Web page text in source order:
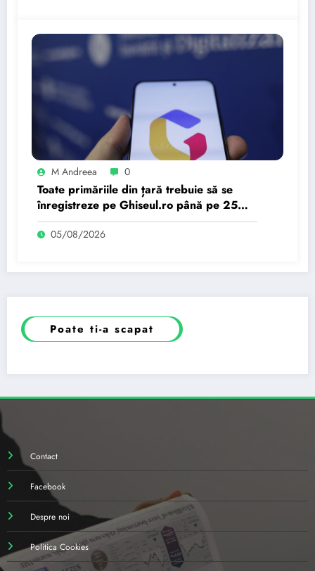
M Andreea 0
Toate primăriile din țară trebuie să se
înregistreze pe Ghiseul.ro până pe 25
august. 919 primari au…
05/08/2026
Poate ti-a scapat
Contact
Facebook
Despre noi
Politica Cookies